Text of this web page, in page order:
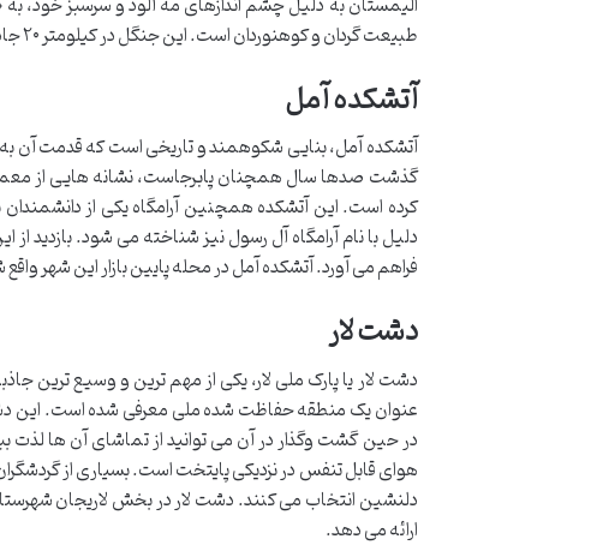
طبیعت گردان و کوهنوردان است. این جنگل در کیلومتر ۲۰ جاده هراز، نزدیک روستای الیمستان قرار دارد و دسترسی به آن نسبتاً آسان است.
آتشکده آمل
آتشکده آمل، بنایی شکوهمند و تاریخی است که قدمت آن به
گذشت صدها سال همچنان پابرجاست، نشانه هایی از
کرده است. این آتشکده همچنین آرامگاه یکی از
دلیل با نام آرامگاه آل رسول نیز شناخته می شود. بازدید
فراهم می آورد. آتشکده آمل در محله پایین بازار این شهر
دشت لار
دشت لار یا پارک ملی لار، یکی از مهم ترین و وسیع
عنوان یک منطقه حفاظت شده ملی معرفی شده است. این
در حین گشت وگذار در آن می توانید از تماشای آن ها لذت
هوای قابل تنفس در نزدیکی پایتخت است. بسیاری از
دلنشین انتخاب می کنند. دشت لار در بخش لاریجان شهرستان
ارائه می دهد.